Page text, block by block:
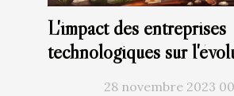
L'impact des entreprises
technologiques sur
28 novembre 2023